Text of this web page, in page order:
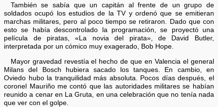
También se sabía que un capitán al frente de un grupo de
soldados ocupó los estudios de la TV y ordenó que se emitieran
marchas militares, pero al poco tiempo se retiraron. Dado que con
esto se había descontrolado la programación, se proyectó una
película de piratas, «La novia del pirata», de David Butler,
interpretada por un cómico muy exagerado, Bob Hope.
Mayor gravedad revestía el hecho de que en Valencia el general
Milans del Bosch hubiera sacado los tanques. En cambio, en
Oviedo hubo la tranquilidad más absoluta. Pocos días después, el
coronel Mauriño me contó que las autoridades militares se habían
reunido a cenar en La Gruta, en una celebración que no tenía nada
que ver con el golpe.